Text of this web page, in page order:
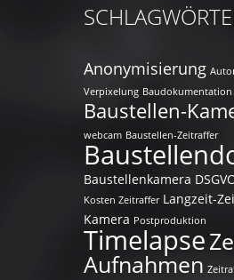
Anonymisierung
Verpixelung Baudokumentation
Baustellen-
webcam Baustellen-Zeitraffer
Baustellenkamera
Kosten Zeitraffer Langzeit-
Kamera Postproduktion
Timelapse
Aufnahmen